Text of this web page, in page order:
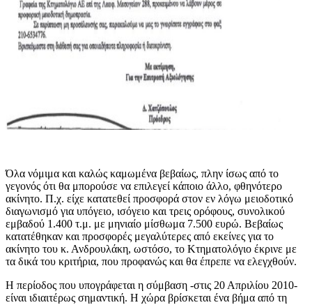
Όλα νόμιμα και καλώς καμωμένα βεβαίως, πλην ίσως από το
γεγονός ότι θα μπορούσε να επιλεγεί κάποιο άλλο, φθηνότερο
ακίνητο. Π.χ. είχε κατατεθεί προσφορά στον εν λόγω μειοδοτικό
διαγωνισμό για υπόγειο, ισόγειο και τρεις ορόφους, συνολικού
εμβαδού 1.400 τ.μ. με μηνιαίο μίσθωμα 7.500 ευρώ. Βεβαίως
κατατέθηκαν και προσφορές μεγαλύτερες από εκείνες για το
ακίνητο του κ. Ανδρουλάκη, ωστόσο, το Κτηματολόγιο έκρινε με
τα δικά του κριτήρια, που προφανώς και θα έπρεπε να ελεγχθούν.
Η περίοδος που υπογράφεται η σύμβαση -στις 20 Απριλίου 2010-
είναι ιδιαιτέρως σημαντική. Η χώρα βρίσκεται ένα βήμα από τη